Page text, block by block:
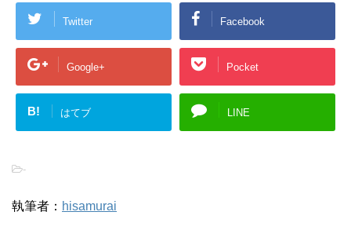
Twitter Facebook
Google+ Pocket
B! はてブ LINE
-
執筆者： hisamurai